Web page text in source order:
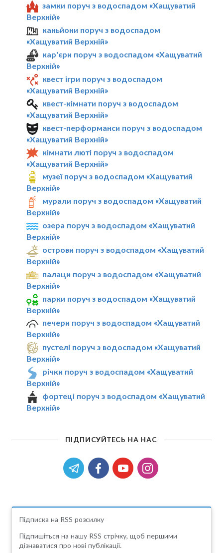
замки поруч з водоспадом «Хащуватий
Верхній»
каньйони поруч з водоспадом
«Хащуватий Верхній»
кар'єри поруч з водоспадом «Хащуватий
Верхній»
квест ігри поруч з водоспадом
«Хащуватий Верхній»
квест-кімнати поруч з водоспадом
«Хащуватий Верхній»
квест-перформанси поруч з водоспадом
«Хащуватий Верхній»
кімнати люті поруч з водоспадом
«Хащуватий Верхній»
музеї поруч з водоспадом «Хащуватий
Верхній»
мурали поруч з водоспадом «Хащуватий
Верхній»
озера поруч з водоспадом «Хащуватий
Верхній»
острови поруч з водоспадом «Хащуватий
Верхній»
палаци поруч з водоспадом «Хащуватий
Верхній»
парки поруч з водоспадом «Хащуватий
Верхній»
печери поруч з водоспадом «Хащуватий
Верхній»
пустелі поруч з водоспадом «Хащуватий
Верхній»
річки поруч з водоспадом «Хащуватий
Верхній»
фортеці поруч з водоспадом «Хащуватий
Верхній»
ПІДПИСУЙТЕСЬ НА НАС
Підписка на RSS розсилку
Підпишіться на нашу RSS стрічку, щоб першими
дізнаватися про нові публікації.